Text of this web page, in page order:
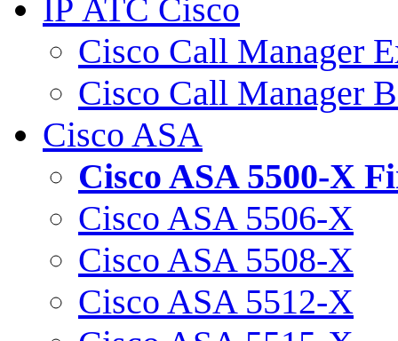
IP АТС Cisco
Cisco Call Manager
Cisco Call Manager
Cisco ASA
Cisco ASA 5500-X
Cisco ASA 5506-X
Cisco ASA 5508-X
Cisco ASA 5512-X